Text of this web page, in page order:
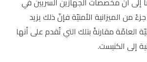
جزءً من الميزانية الأمنيّة فإنّ ذلك يزيد
العامّة مقارنةً بتلك التي تُقدم على أنها
إلى الكنيست.